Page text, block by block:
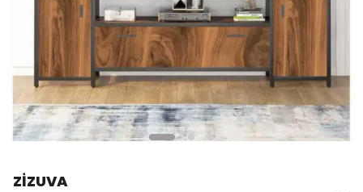
ZİZUVA